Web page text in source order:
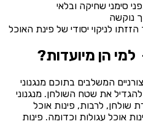
סימני שחיקה ובלאי
נוקשה
לניקוי יסודי של פינת האוכל
הן מיועדות?
המשלבים בתוכם מנגנוני
את שטח השולחן. מנגנוני
שולחן, לרבות, פינות אוכל
אוכל עגולות וכדומה. פינות